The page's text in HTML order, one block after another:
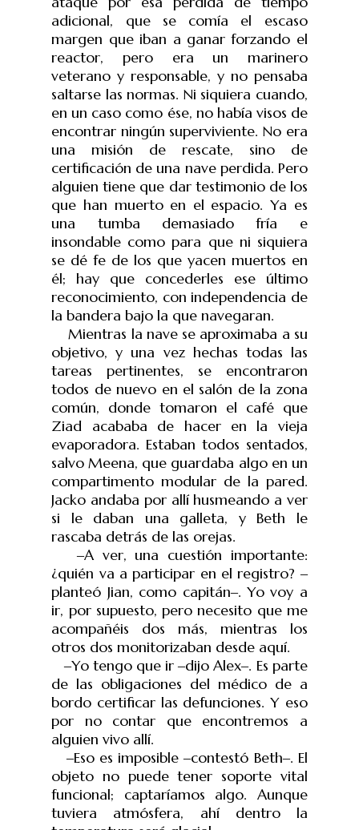
adicional, que se comía el escaso
margen que iban a ganar forzando el
reactor, pero era un marinero
veterano y responsable, y no pensaba
saltarse las normas. Ni siquiera cuando,
en un caso como ése, no había visos de
encontrar ningún superviviente. No era
una misión de rescate, sino de
certificación de una nave perdida. Pero
alguien tiene que dar testimonio de los
que han muerto en el espacio. Ya es
una tumba demasiado fría e
insondable como para que ni siquiera
se dé fe de los que yacen muertos en
él; hay que concederles ese último
reconocimiento, con independencia de
la bandera bajo la que navegaran.
Mientras la nave se aproximaba a su
objetivo, y una vez hechas todas las
tareas pertinentes, se encontraron
todos de nuevo en el salón de la zona
común, donde tomaron el café que
Ziad acababa de hacer en la vieja
evaporadora. Estaban todos sentados,
salvo Meena, que guardaba algo en un
compartimento modular de la pared.
Jacko andaba por allí husmeando a ver
si le daban una galleta, y Beth le
rascaba detrás de las orejas.
‒A ver, una cuestión importante:
¿quién va a participar en el registro? ‒
planteó Jian, como capitán‒. Yo voy a
ir, por supuesto, pero necesito que me
acompañéis dos más, mientras los
otros dos monitorizaban desde aquí.
‒Yo tengo que ir ‒dijo Alex‒. Es parte
de las obligaciones del médico de a
bordo certificar las defunciones. Y eso
por no contar que encontremos a
alguien vivo allí.
‒Eso es imposible ‒contestó Beth‒. El
objeto no puede tener soporte vital
funcional; captaríamos algo. Aunque
tuviera atmósfera, ahí dentro la